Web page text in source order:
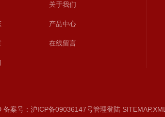
关于我们
产品中心
在线留言
备案号：沪ICP备09036147号管理登陆 SITEMAP.XML